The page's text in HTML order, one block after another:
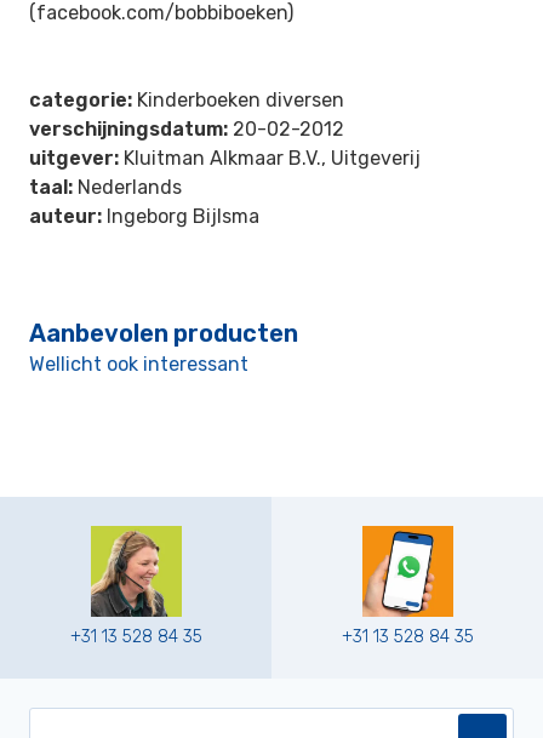
(facebook.com/bobbiboeken)
categorie: Kinderboeken diversen
verschijningsdatum: 20-02-2012
uitgever: Kluitman Alkmaar B.V., Uitgeverij
taal: Nederlands
auteur: Ingeborg Bijlsma
Aanbevolen producten
Wellicht ook interessant
+31 13 528 84 35 +31 13 528 84 35